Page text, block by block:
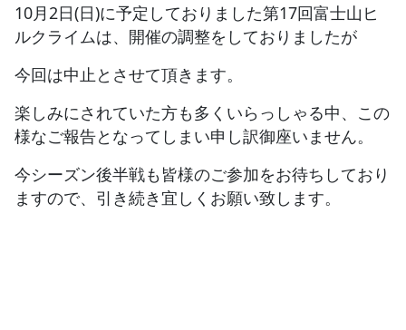
エントリー
JBCF ROAD SERIESとは
10月2日(日)に予定しておりました第17回富士山ヒ
ルクライムは、開催の調整をしておりましたが
今回は中止とさせて頂きます。
楽しみにされていた方も多くいらっしゃる中、この
様なご報告となってしまい申し訳御座いません。
今シーズン後半戦も皆様のご参加をお待ちしており
ますので、引き続き宜しくお願い致します。